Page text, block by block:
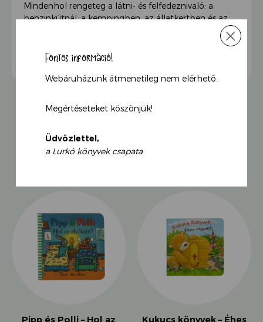
Fontos információ!
Webáruházunk átmenetileg nem elérhető.
Megértéseteket köszönjük!
Üdvözlettel,
a Lurkó könyvek csapata
Mindenhol rengeteg a látni- és felfedeznivaló: a
benzinkútnál, a kempingben, az állatkertben és az
aquaparkban is. Jakab ezernyi klassz dolgot lát. Te is
látod őket? Ráadásul Bori folyton eltűnik. Segítesz
Jakabnak megtalálni?
KAPCSOLÓDÓ TERMÉKEK
Pipp és Polli – Hol az
Kukucs könyvek – Éhes